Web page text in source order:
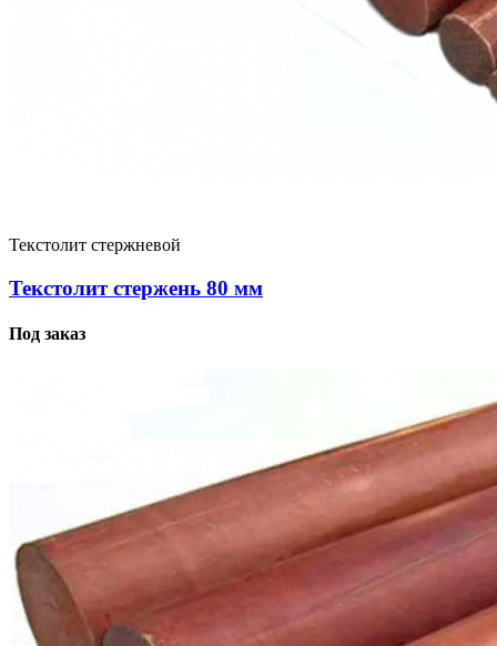
Текстолит стержневой
Текстолит стержень 80 мм
Под заказ